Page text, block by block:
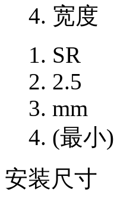
宽度
SR
2.5
mm
(最小)
安装尺寸